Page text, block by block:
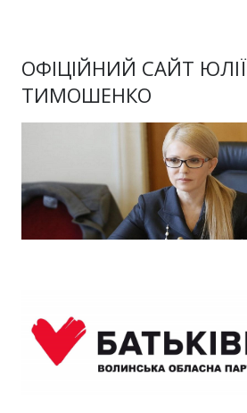
ОФІЦІЙНИЙ САЙТ ЮЛІЇ
ТИМОШЕНКО